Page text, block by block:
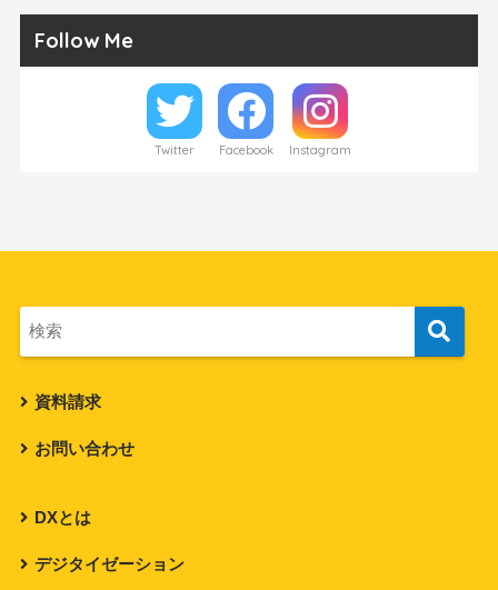
Follow Me
Twitter Facebook Instagram
資料請求
お問い合わせ
DXとは
デジタイゼーション